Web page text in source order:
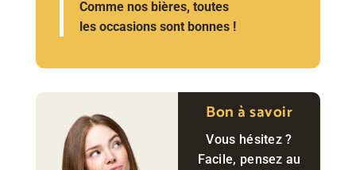
Comme nos bières, toutes
les occasions sont bonnes !
Bon à savoir
Vous hésitez ?
Facile, pensez au